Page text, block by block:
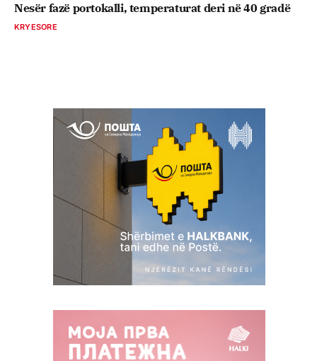
Nesër fazë portokalli, temperaturat deri në 40 gradë
KRYESORE